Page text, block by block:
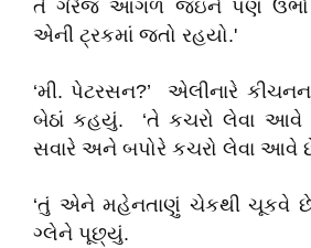
તે ગેરેજ આગળ જઇને પણ ઉભો
એની ટ્રકમાં જતો રહયો.'
‘મી. પેટરસન?’ એલીનારે
બેઠાં કહયું. ‘તે કચરો લેવા આવે
સવારે અને બપોરે કચરો લેવા આવે
‘તું એને મહેનતાણું ચેકથી ચૂકવે છે,
ગ્લેને પૂછ્યું.